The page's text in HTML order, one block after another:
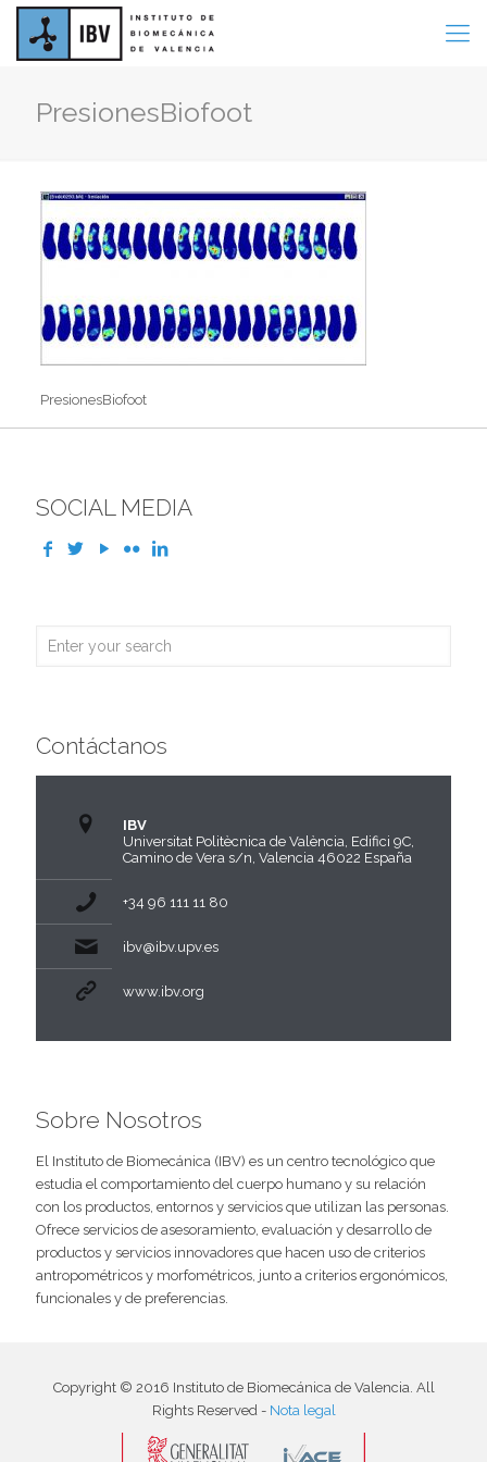
PresionesBiofoot
PresionesBiofoot
SOCIAL MEDIA
Contáctanos
IBV
Universitat Politècnica de València, Edifici 9C,
Camino de Vera s/n, Valencia 46022 España
+34 96 111 11 80
ibv@ibv.upv.es
www.ibv.org
Sobre Nosotros
El Instituto de Biomecánica (IBV) es un centro tecnológico que
estudia el comportamiento del cuerpo humano y su relación
con los productos, entornos y servicios que utilizan las personas.
Ofrece servicios de asesoramiento, evaluación y desarrollo de
productos y servicios innovadores que hacen uso de criterios
antropométricos y morfométricos, junto a criterios ergonómicos,
funcionales y de preferencias.
Copyright © 2016 Instituto de Biomecánica de Valencia. All
Rights Reserved - Nota legal